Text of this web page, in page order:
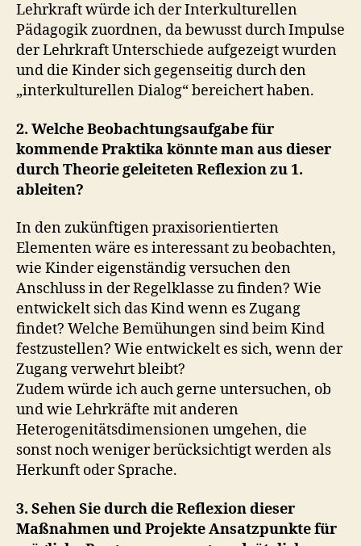
Lehrkraft würde ich der Interkulturellen
Pädagogik zuordnen, da bewusst durch Impulse
der Lehrkraft Unterschiede aufgezeigt wurden
und die Kinder sich gegenseitig durch den
„interkulturellen Dialog“ bereichert haben.
2. Welche Beobachtungsaufgabe für
kommende Praktika könnte man aus dieser
durch Theorie geleiteten Reflexion zu 1.
ableiten?
In den zukünftigen praxisorientierten
Elementen wäre es interessant zu beobachten,
wie Kinder eigenständig versuchen den
Anschluss in der Regelklasse zu finden? Wie
entwickelt sich das Kind wenn es Zugang
findet? Welche Bemühungen sind beim Kind
festzustellen? Wie entwickelt es sich, wenn der
Zugang verwehrt bleibt?
Zudem würde ich auch gerne untersuchen, ob
und wie Lehrkräfte mit anderen
Heterogenitätsdimensionen umgehen, die
sonst noch weniger berücksichtigt werden als
Herkunft oder Sprache.
3. Sehen Sie durch die Reflexion dieser
Maßnahmen und Projekte Ansatzpunkte für